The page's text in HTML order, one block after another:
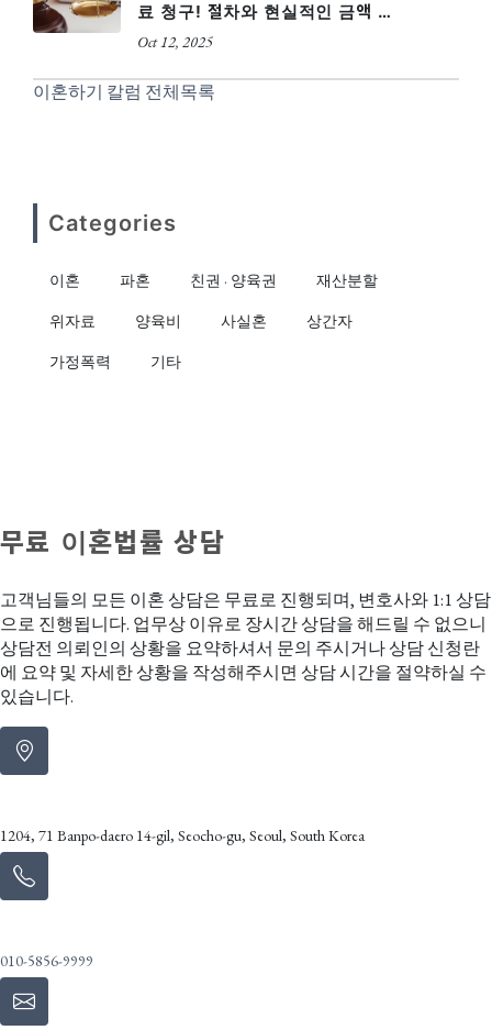
료 청구! 절차와 현실적인 금액 …
Oct 12, 2025
이혼하기 칼럼 전체목록
Categories
이혼 파혼 친권 · 양육권 재산분할
위자료 양육비 사실혼 상간자
가정폭력 기타
무료 이혼법률 상담
고객님들의 모든 이혼 상담은 무료로 진행되며, 변호사와 1:1 상담
으로 진행됩니다. 업무상 이유로 장시간 상담을 해드릴 수 없으니
상담전 의뢰인의 상황을 요약하셔서 문의 주시거나 상담 신청란
에 요약 및 자세한 상황을 작성해주시면 상담 시간을 절약하실 수
있습니다.
1204, 71 Banpo-daero 14-gil, Seocho-gu, Seoul, South Korea
010-5856-9999